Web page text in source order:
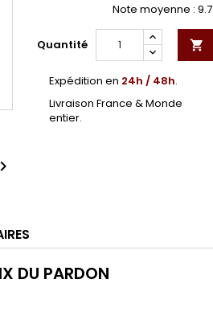

Note moyenne : 9.7
Quantité 
Expédition en 24h / 48h.
Livraison France & Monde
entier.
DU PARDON